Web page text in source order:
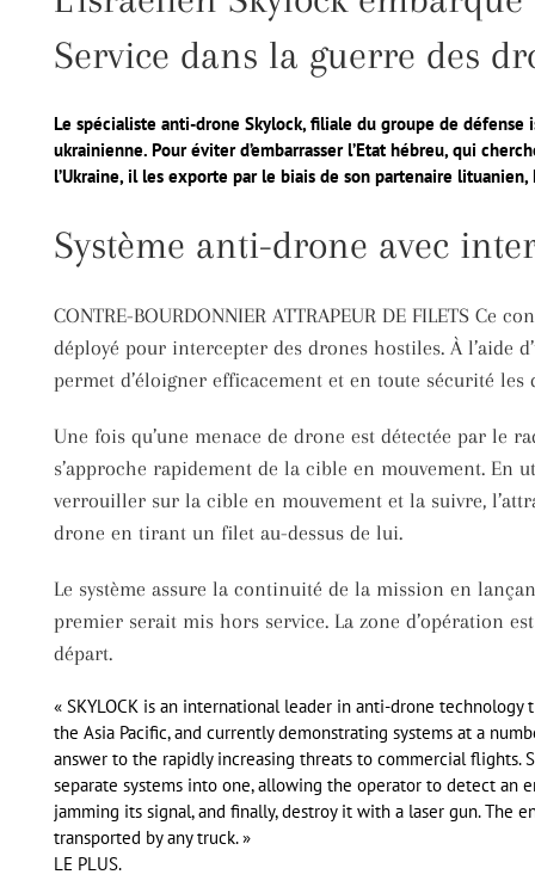
Service dans la guerre des
Le spécialiste anti-drone Skylock, filiale du groupe de défense
ukrainienne. Pour éviter d’embarrasser l’Etat hébreu, qui
l’Ukraine, il les exporte par le biais de son partenaire
Système anti-drone avec
CONTRE-BOURDONNIER ATTRAPEUR DE FILETS
déployé pour intercepter des drones hostiles. À l’aide
permet d’éloigner efficacement et en toute sécurité les
Une fois qu’une menace de drone est détectée par le
s’approche rapidement de la cible en mouvement. En
verrouiller sur la cible en mouvement et la suivre,
drone en tirant un filet au-dessus de lui.
Le système assure la continuité de la mission en
premier serait mis hors service. La zone d’opération
départ.
« SKYLOCK is an international leader in anti-drone technology
the Asia Pacific, and currently demonstrating systems at a
answer to the rapidly increasing threats to commercial flights.
separate systems into one, allowing the operator to detect an
jamming its signal, and finally, destroy it with a laser gun. The
transported by any truck. »
LE PLUS.